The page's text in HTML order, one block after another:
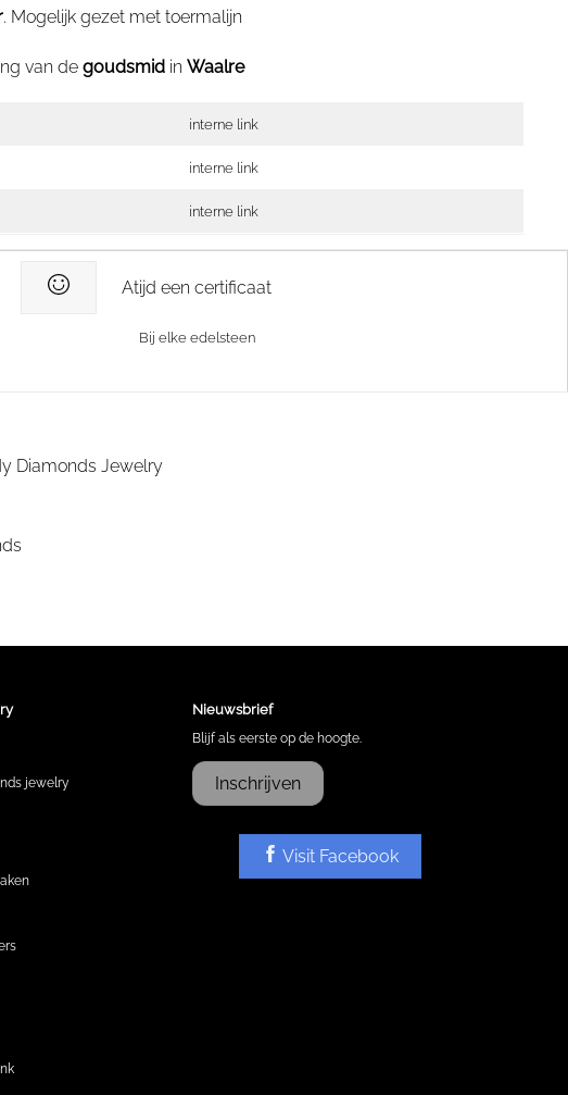
. Mogelijk gezet met toermalijn
van de goudsmid in Waalre
interne link
interne link
interne link
Atijd een certificaat
Bij elke edelsteen
jewelry
Nieuwsbrief
Blijf als eerste op de hoogte.
Inschrijven
Visit Facebook